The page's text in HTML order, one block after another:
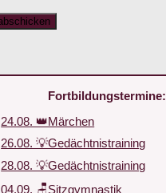
Fortbildungstermine:
24.08. 👑Märchen
26.08. 💡Gedächtnistraining
28.08. 💡Gedächtnistraining
04.09. 🪑Sitzgymnastik